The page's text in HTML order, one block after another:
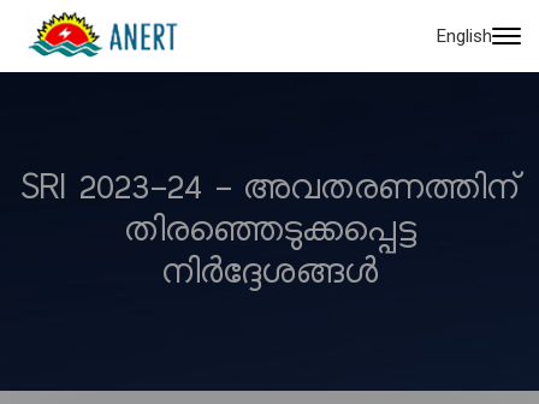
English
SRI 2023-24 - അവതരണത്തിന്
തിരഞ്ഞെടുക്കപ്പെട്ട
നിർദ്ദേശങ്ങൾ